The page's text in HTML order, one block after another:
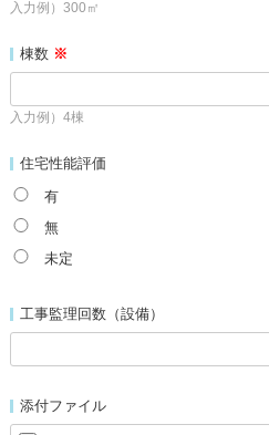
入力例）300㎡
棟数 ※
入力例）4棟
住宅性能評価
有
無
未定
工事監理回数（設備）
添付ファイル